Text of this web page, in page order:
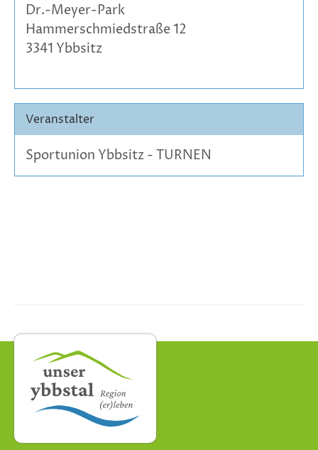
Dr.-Meyer-Park
Hammerschmiedstraße 12
3341 Ybbsitz
Veranstalter
Sportunion Ybbsitz - TURNEN